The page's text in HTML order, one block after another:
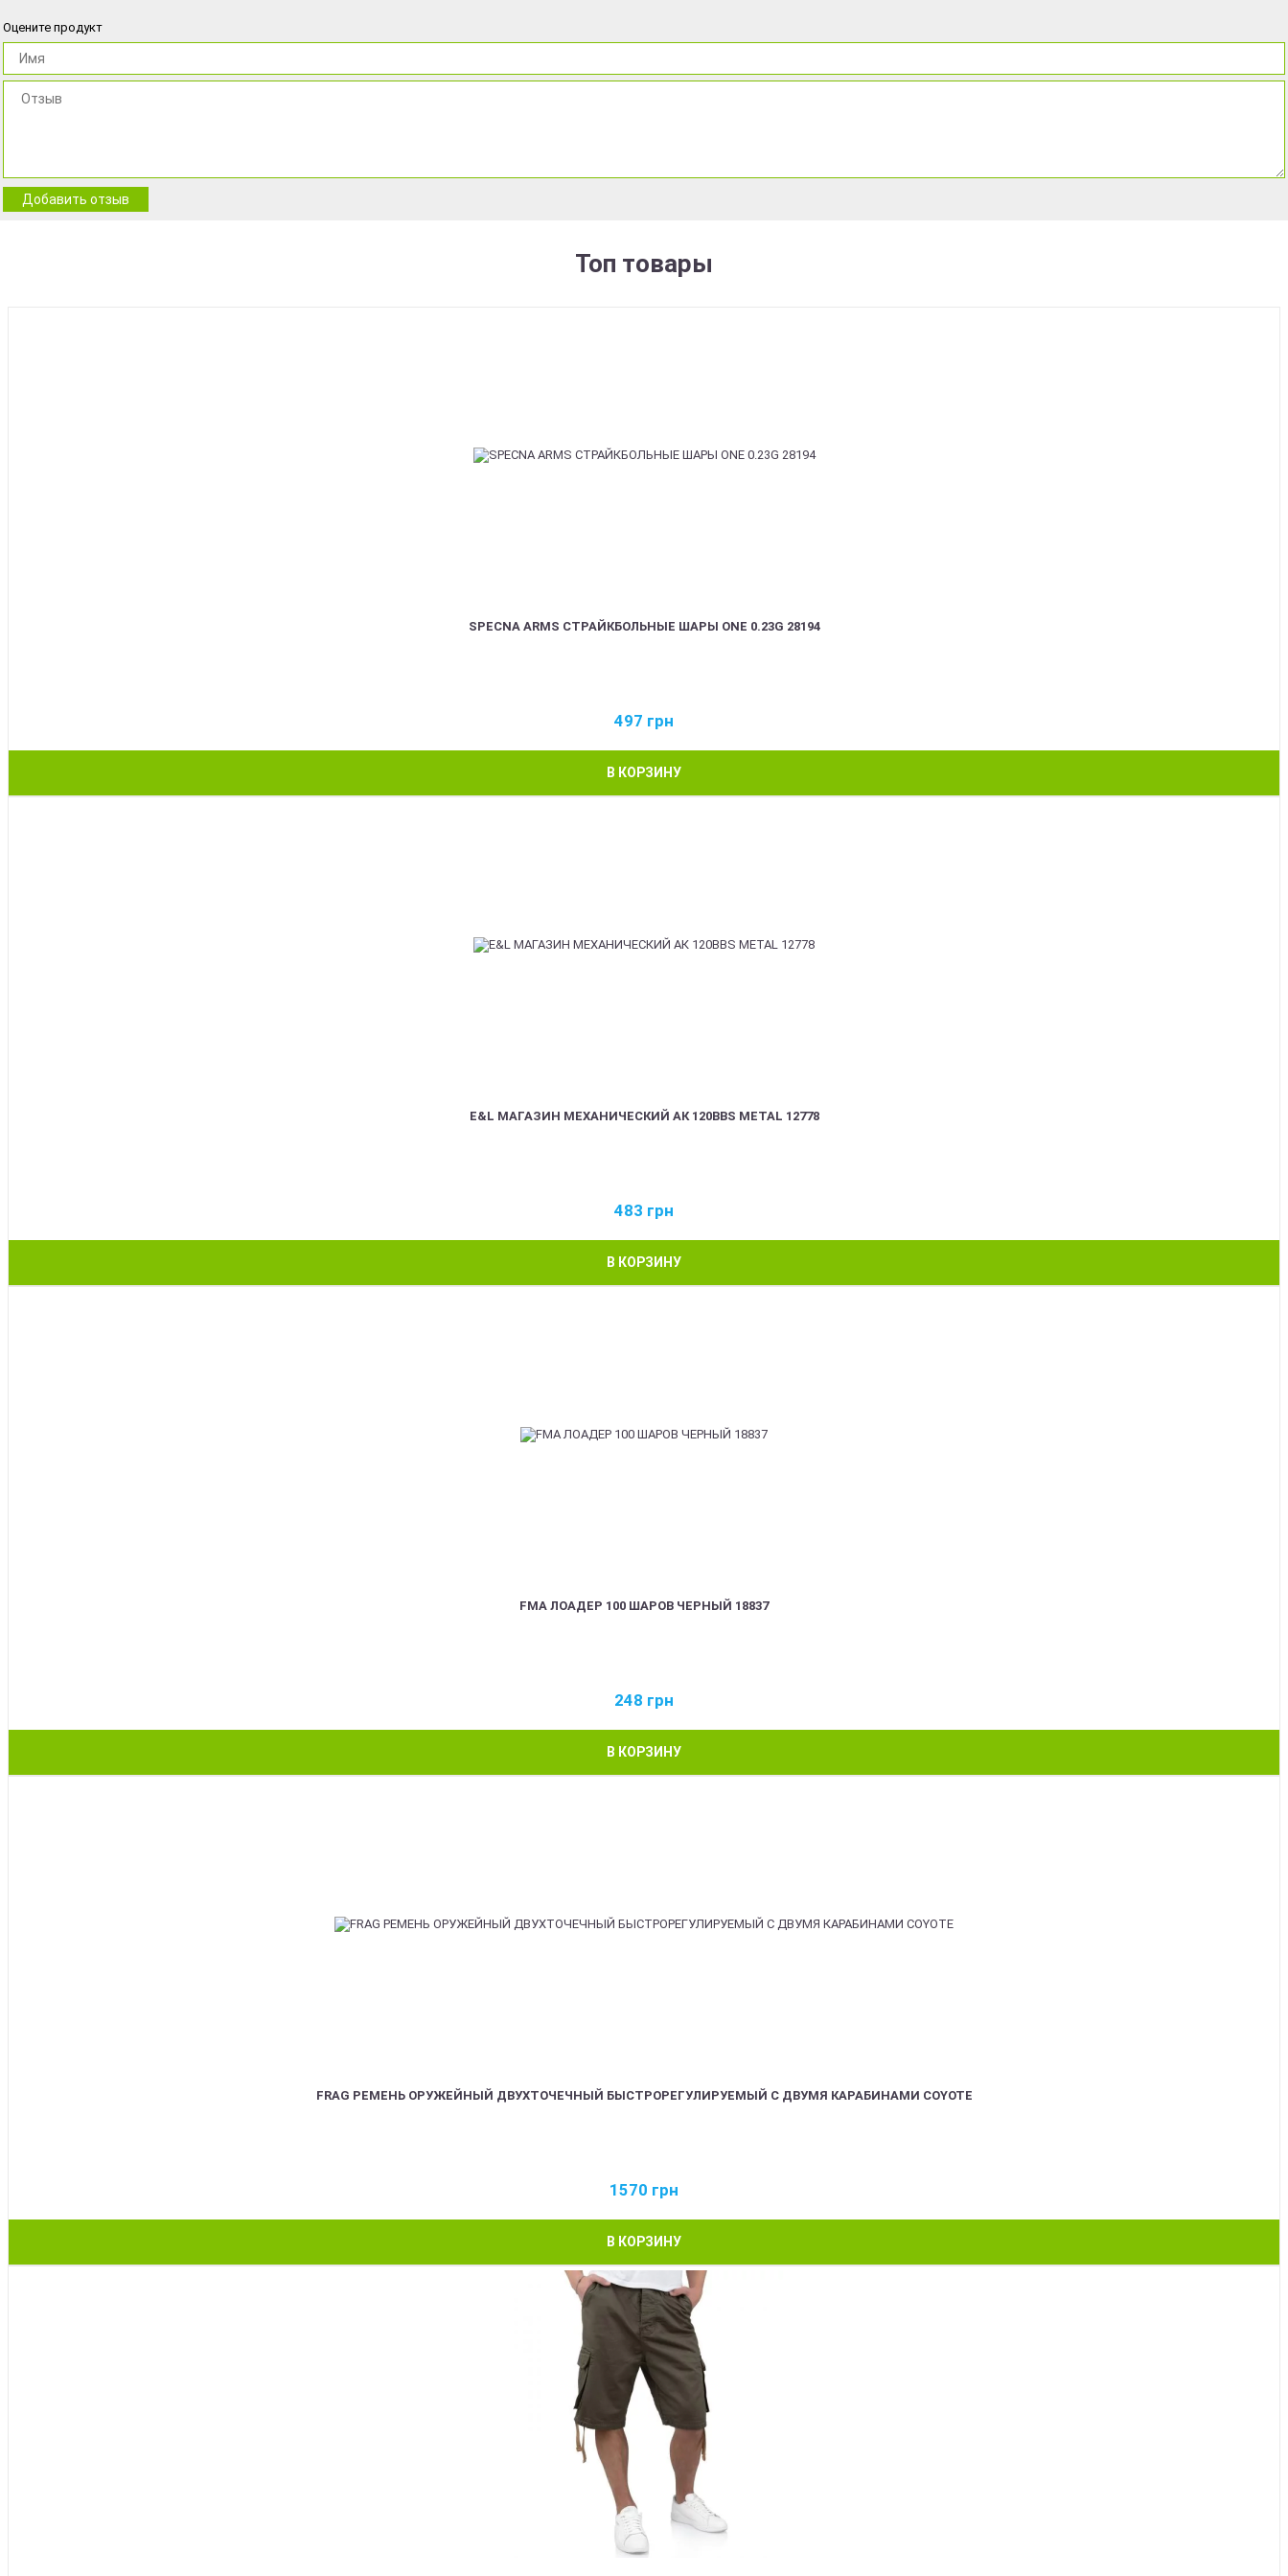
Оцените продукт
Добавить отзыв
Топ товары
SPECNA ARMS СТРАЙКБОЛЬНЫЕ ШАРЫ ONE 0.23G 28194
497 грн
В КОРЗИНУ
E&L МАГАЗИН МЕХАНИЧЕСКИЙ АК 120BBS METAL 12778
483 грн
В КОРЗИНУ
FMA ЛОАДЕР 100 ШАРОВ ЧЕРНЫЙ 18837
248 грн
В КОРЗИНУ
FRAG РЕМЕНЬ ОРУЖЕЙНЫЙ ДВУХТОЧЕЧНЫЙ БЫСТРОРЕГУЛИРУЕМЫЙ С ДВУМЯ КАРАБИНАМИ COYOTE
1570 грн
В КОРЗИНУ